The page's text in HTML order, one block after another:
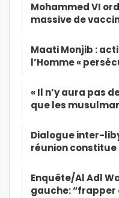
Mohammed VI
massive de
Maati Monjib :
l’Homme «
« Il n’y aura pas
que les
Dialogue inter-
réunion
Enquête/Al Adl
gauche: